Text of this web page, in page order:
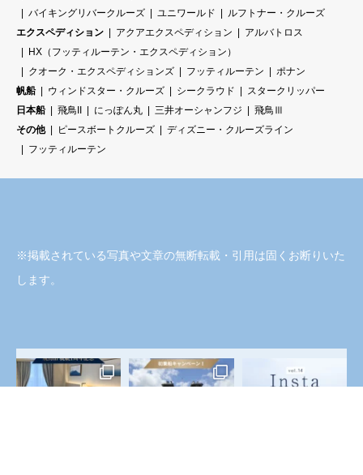
バイキングリバークルーズ
ユニワールド
ルフトナー・クルーズ
エクスペディション
アクアエクスペディション
アルバトロス
HX（フッティルーテン・エクスペディション）
クオーク・エクスペディションズ
フッティルーテン
ポナン
帆船
ウィンドスター・クルーズ シークラウド
スタークリッパー
日本船
飛鳥II にっぽん丸 三井オーシャンフジ
飛鳥Ⅲ
その他
ピースボートクルーズ
ディズニー・クルーズライン
フッティルーテン
※掲載されている写真や文章の無断転載・引用は固くお断りいた
します。